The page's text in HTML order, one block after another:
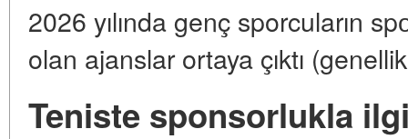
2026 yılında genç sporcuların
olan ajanslar ortaya çıktı
Teniste sponsorlukla